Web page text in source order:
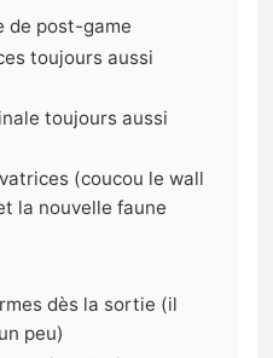
de post-game
toujours aussi
toujours aussi
(coucou le wall
la nouvelle faune
dès la sortie (il
peu)